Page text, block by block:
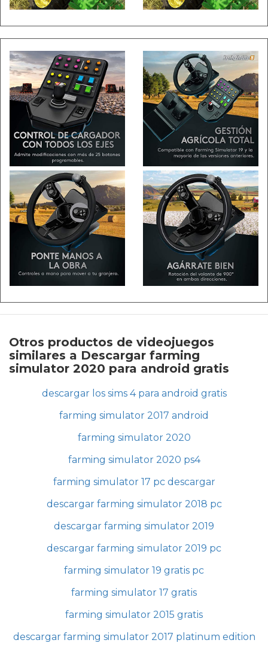
Otros productos de videojuegos
similares a Descargar farming
simulator 2020 para android gratis
descargar los sims 4 para android gratis
farming simulator 2017 android
farming simulator 2020
farming simulator 2020 ps4
farming simulator 17 pc descargar
descargar farming simulator 2018 pc
descargar farming simulator 2019
descargar farming simulator 2019 pc
farming simulator 19 gratis pc
farming simulator 17 gratis
farming simulator 2015 gratis
descargar farming simulator 2017 platinum edition